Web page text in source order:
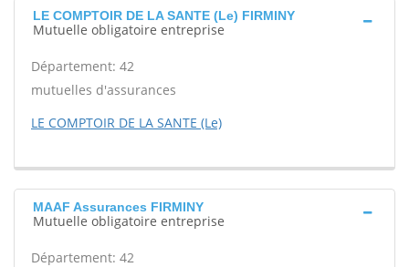
LE COMPTOIR DE LA SANTE (Le) FIRMINY
Mutuelle obligatoire entreprise
Département: 42
mutuelles d'assurances
LE COMPTOIR DE LA SANTE (Le)
MAAF Assurances FIRMINY
Mutuelle obligatoire entreprise
Département: 42